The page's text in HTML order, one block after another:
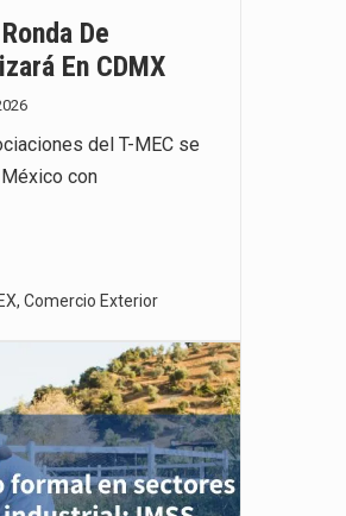
De
En CDMX
del T-MEC se
con
, Comercio Exterior